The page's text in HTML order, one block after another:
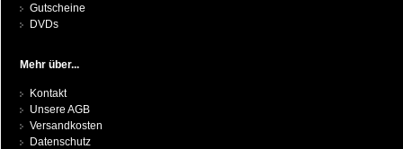
Gutscheine
DVDs
Mehr über...
Kontakt
Unsere AGB
Versandkosten
Datenschutz